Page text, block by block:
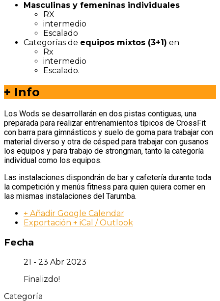
Masculinas y femeninas individuales
RX
intermedio
Escalado
Categorías de equipos mixtos (3+1) en
Rx
intermedio
Escalado.
+ Info
Los Wods se desarrollarán en dos pistas contiguas, una
preparada para realizar entrenamientos típicos de CrossFit
con barra para gimnásticos y suelo de goma para trabajar con
material diverso y otra de césped para trabajar con gusanos
los equipos y para trabajo de strongman, tanto la categoría
individual como los equipos.
Las instalaciones dispondrán de bar y cafetería durante toda
la competición y menús fitness para quien quiera comer en
las mismas instalaciones del Tarumba.
+ Añadir Google Calendar
Exportación + iCal / Outlook
Fecha
21 - 23 Abr 2023
Finalizdo!
Categoría